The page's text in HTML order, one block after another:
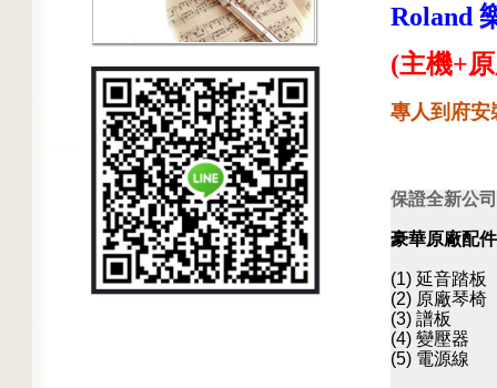
Roland
(主機+
專人到府
保證全新公
豪華原廠配
(1) 延音踏板
(2) 原廠琴椅
(3) 譜板
(4) 變壓器
(5) 電源線